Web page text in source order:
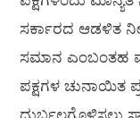
ಸರ್ಕಾರದ ಆಡಳಿತ
ಸಮಾನ ಎಂಬಂತಹ
ಪಕ್ಷಗಳ ಚುನಾಯಿತ